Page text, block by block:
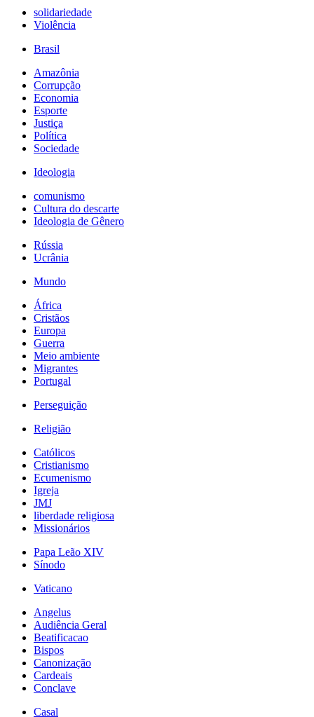
solidariedade
Violência
Brasil
Amazônia
Corrupção
Economia
Esporte
Justiça
Política
Sociedade
Ideologia
comunismo
Cultura do descarte
Ideologia de Gênero
Rússia
Ucrânia
Mundo
África
Cristãos
Europa
Guerra
Meio ambiente
Migrantes
Portugal
Perseguição
Religião
Católicos
Cristianismo
Ecumenismo
Igreja
JMJ
liberdade religiosa
Missionários
Papa Leão XIV
Sínodo
Vaticano
Angelus
Audiência Geral
Beatificacao
Bispos
Canonização
Cardeais
Conclave
Casal